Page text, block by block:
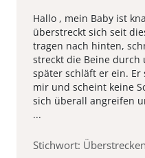
Hallo , mein Baby ist
überstreckt sich seit
tragen nach hinten,
streckt die Beine
später schläft er ein.
mir und scheint keine
sich überall angreifen
...
Stichwort: Überstrecken